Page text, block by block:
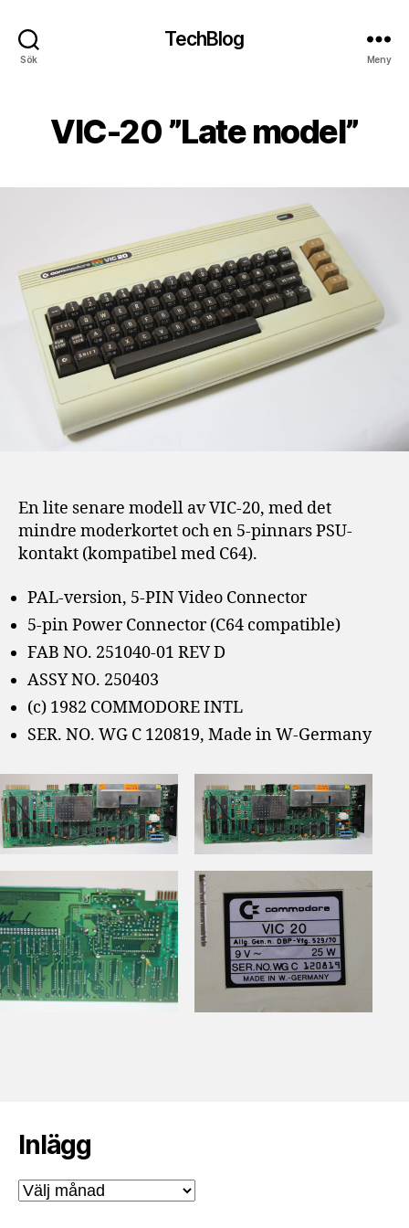
Sök
TechBlog
Meny
VIC-20 ”Late model”
En lite senare modell av VIC-20, med det
mindre moderkortet och en 5-pinnars PSU-
kontakt (kompatibel med C64).
PAL-version, 5-PIN Video Connector
5-pin Power Connector (C64 compatible)
FAB NO. 251040-01 REV D
ASSY NO. 250403
(c) 1982 COMMODORE INTL
SER. NO. WG C 120819, Made in W-Germany
Inlägg
Inlägg